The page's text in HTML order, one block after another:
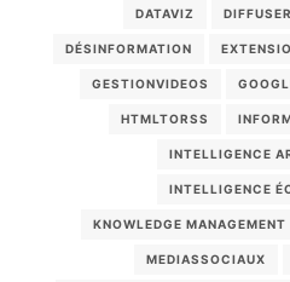
DATAVIZ
DÉSINFORMATION
GESTIONVIDEOS
HTMLTORSS
INTELLIGENCE
INTELLIGENCE
KNOWLEDGE MANAGEMENT
MEDIASSOCIAUX